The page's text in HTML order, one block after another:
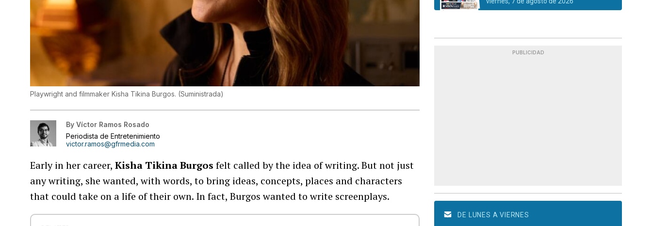
Playwright and filmmaker Kisha Tikina Burgos. (Suministrada)
By Víctor Ramos Rosado
Periodista de Entretenimiento
victor.ramos@gfrmedia.com
Early in her career,Kisha Tikina Burgos felt called by the idea of writing. But not just
any writing, she wanted, with words, to bring ideas, concepts, places and characters
that could take on a life of their own. In fact, Burgos wanted to write screenplays.
PUBLICIDAD
DE LUNES A VIERNES